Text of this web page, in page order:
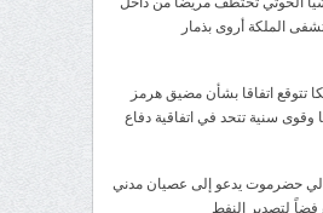
الملكة أروى بذمار
تتوقع اتفاقا بشأن مضيق هرمز
وقوى سنية تتحد في اتفاقية دفاع
حضرموت يدعو إلى عصيان مدني
لتصدير النفط